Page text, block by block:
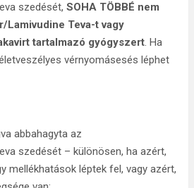
szedését, SOHA TÖBBÉ nem
Lamivudine Teva-t vagy
tartalmazó gyógyszert. Ha
vérnyomásesés léphet
abbahagyta az
szedését – különösen, ha azért,
mellékhatások léptek fel, vagy azért,